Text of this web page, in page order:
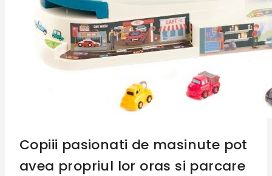
Copiii pasionati de masinute pot
avea propriul lor oras si parcare